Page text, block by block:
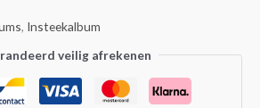
, Insteekalbum
veilig afrekenen